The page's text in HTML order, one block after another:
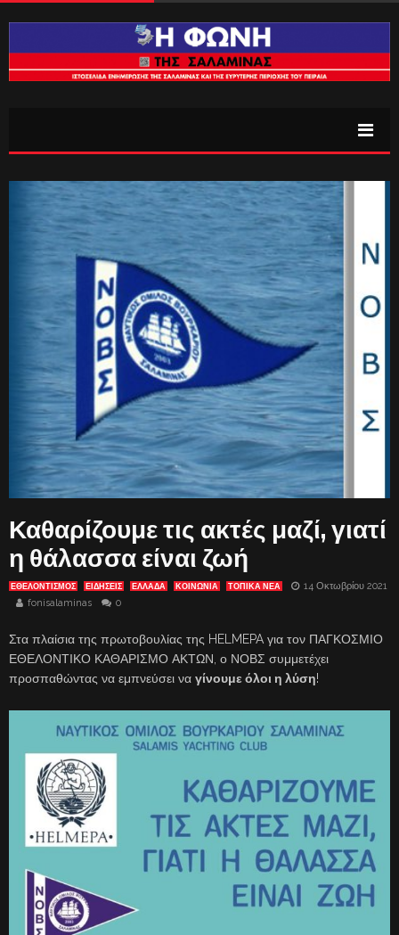
Καθαρίζουμε τις ακτές μαζί, γιατί
η θάλασσα είναι ζωή
ΕΘΕΛΟΝΤΙΣΜΟΣ ΕΙΔΗΣΕΙΣ ΕΛΛΑΔΑ ΚΟΙΝΩΝΙΑ ΤΟΠΙΚΑ ΝΕΑ
14 Οκτωβρίου 2021
fonisalaminas
0
Στα πλαίσια της πρωτοβουλίας της HELMEPA για τον ΠΑΓΚΟΣΜΙΟ
ΕΘΕΛΟΝΤΙΚΟ ΚΑΘΑΡΙΣΜΟ ΑΚΤΩΝ, ο ΝΟΒΣ συμμετέχει
προσπαθώντας να εμπνεύσει να γίνουμε όλοι η λύση!